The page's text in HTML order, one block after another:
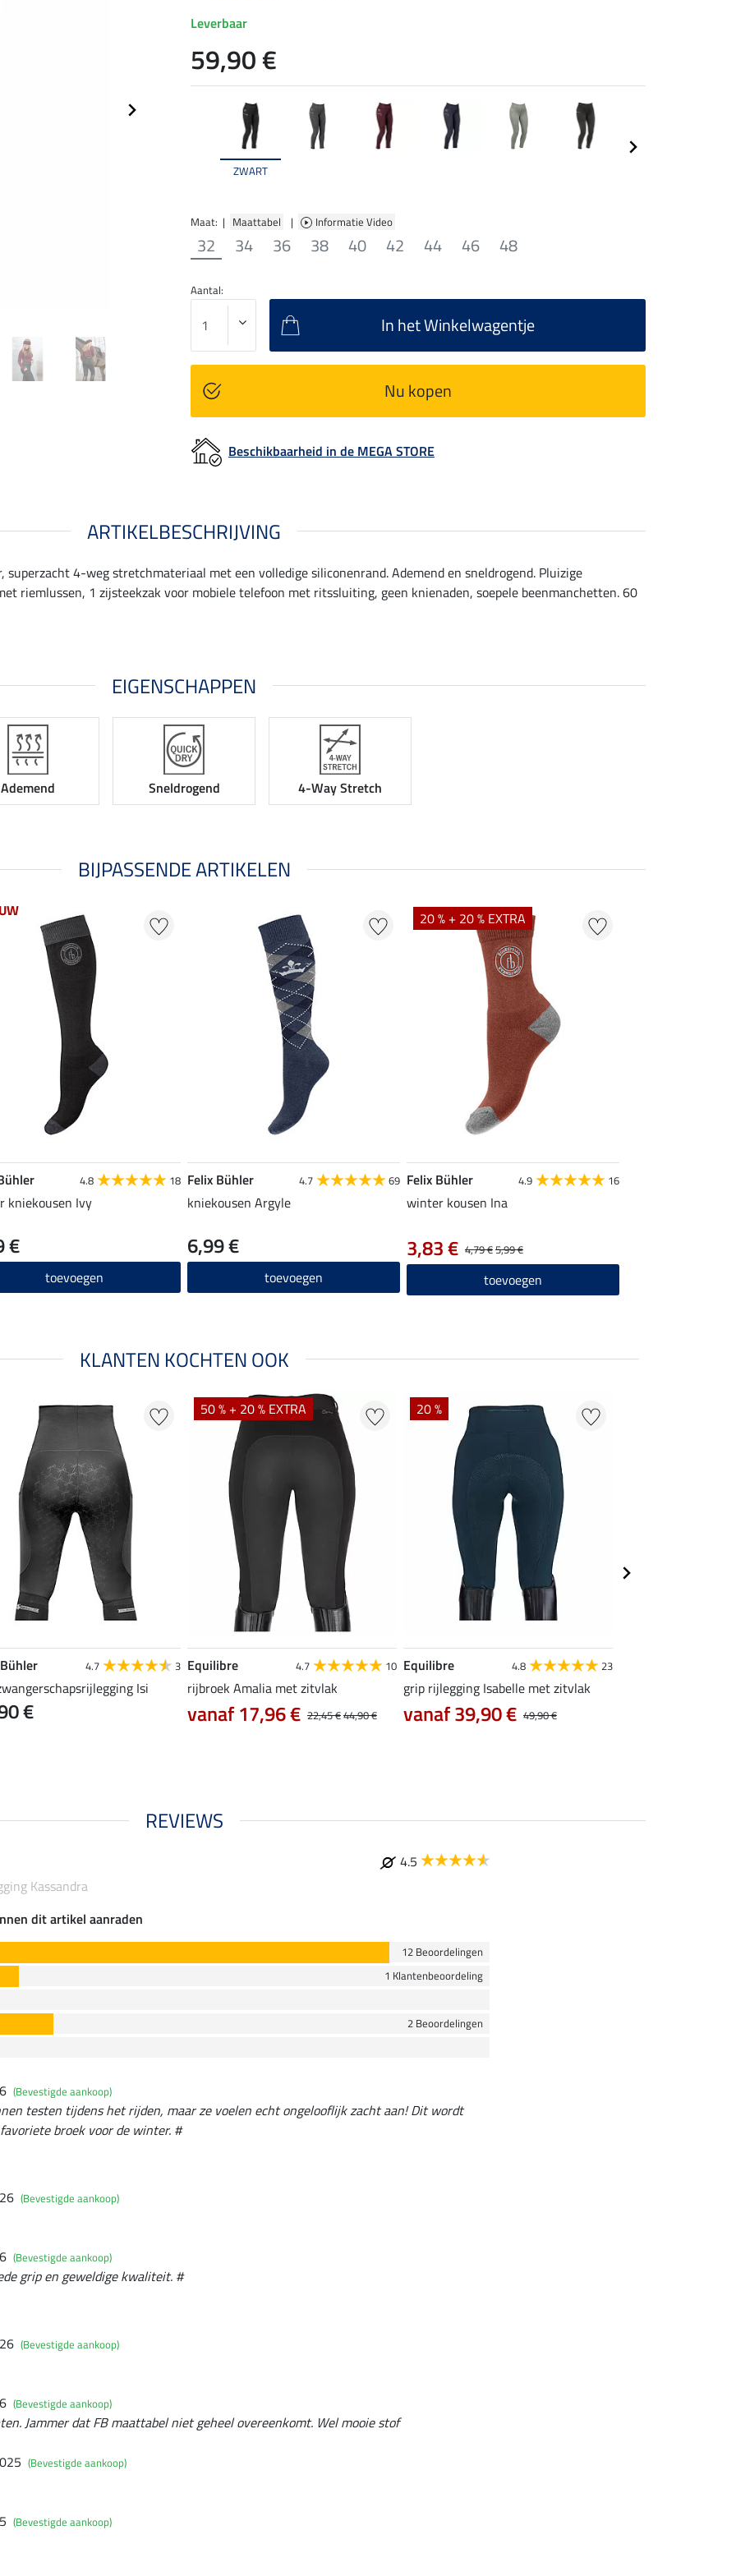
ZWART
Maat: | Maattabel | Informatie Video
32 34 36 38 40 42 44 46 48
Leverbaar
59,90 €
Aantal:
In het Winkelwagentje
Nu kopen
Beschikbaarheid in de MEGA STORE
ARTIKELBESCHRIJVING
4-weg stretchmateriaal met een volledige siliconenrand. Ademend en sneldrogend. Pluizige
riemlussen, 1 zijsteekzak voor mobiele telefoon met ritssluiting, geen knienaden, soepele beenmanchetten. 60
EIGENSCHAPPEN
Ademend Sneldrogend 4-Way Stretch
BIJPASSENDE ARTIKELEN
4.8 18
kniekousen Ivy
€
toevoegen
Felix Bühler 4.7 69
kniekousen Argyle
6,99 €
toevoegen
20 % + 20 % EXTRA
Felix Bühler 4.9 16
winter kousen Ina
4,79 €5,99 €
3,83 €
toevoegen
KLANTEN KOCHTEN OOK
4.7 3
Isi
€
50 % + 20 % EXTRA
Equilibre 4.7 10
rijbroek Amalia met zitvlak
22,45 €44,90 €
vanaf 17,96 €
20 %
Equilibre 4.8 23
grip rijlegging Isabelle met zitvlak
49,90 €
vanaf 39,90 €
REVIEWS
4.5
Kassandra
dit artikel aanraden
12 Beoordelingen
1 Klantenbeoordeling
2 Beoordelingen
(Bevestigde aankoop)
testen tijdens het rijden, maar ze voelen echt ongelooflijk zacht aan! Dit wordt
broek voor de winter. #
(Bevestigde aankoop)
(Bevestigde aankoop)
grip en geweldige kwaliteit. #
(Bevestigde aankoop)
(Bevestigde aankoop)
Jammer dat FB maattabel niet geheel overeenkomt. Wel mooie stof
(Bevestigde aankoop)
(Bevestigde aankoop)